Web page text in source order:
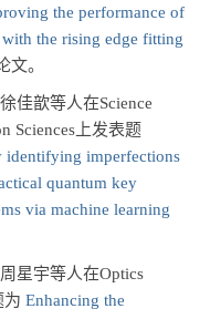
the performance of
the rising edge fitting
文。
佳歆等人在Science
Sciences上发表题
identifying imperfections
quantum key
via machine learning
星宇等人在Optics
为 Enhancing the